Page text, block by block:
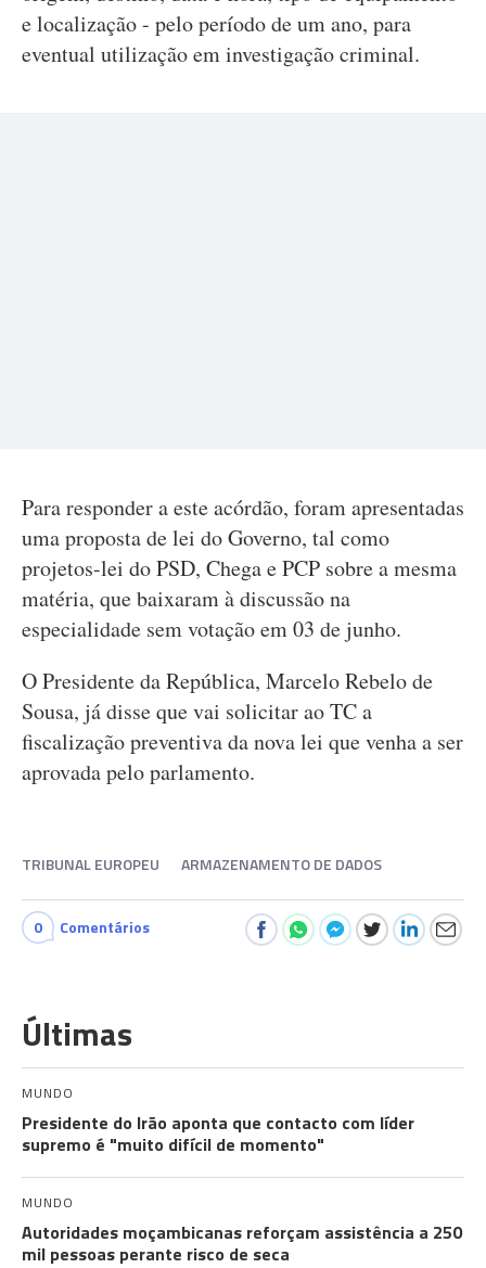
e localização - pelo período de um ano, para
eventual utilização em investigação criminal.
Para responder a este acórdão, foram apresentadas
uma proposta de lei do Governo, tal como
projetos-lei do PSD, Chega e PCP sobre a mesma
matéria, que baixaram à discussão na
especialidade sem votação em 03 de junho.
O Presidente da República, Marcelo Rebelo de
Sousa, já disse que vai solicitar ao TC a
fiscalização preventiva da nova lei que venha a ser
aprovada pelo parlamento.
TRIBUNAL EUROPEU ARMAZENAMENTO DE DADOS
0 Comentários
Últimas
MUNDO
Presidente do Irão aponta que contacto com líder
supremo é "muito difícil de momento"
MUNDO
Autoridades moçambicanas reforçam assistência a 250
mil pessoas perante risco de seca